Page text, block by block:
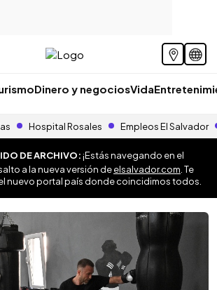
Dinero y negociosVida
Hospital Rosales Empleos El Salvador
DE ARCHIVO:¡Estás navegando en el
a la nueva versión deelsalvador.com . Te
nuevo portal país donde coincidimos todos.